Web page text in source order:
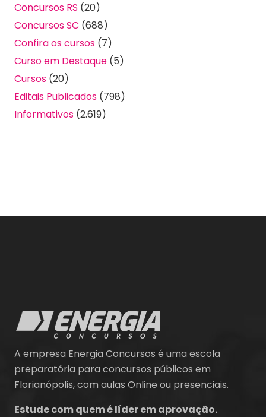
Concursos RS (20)
Concursos SC (688)
Confira os cursos (7)
Curso em Destaque (5)
Cursos (20)
Editais Publicados (798)
Informativos (2.619)
A empresa Energia Concursos é uma escola
preparatória para concursos públicos em
Florianópolis, com aulas Online ou presenciais.
Estude com quem é líder em aprovação.